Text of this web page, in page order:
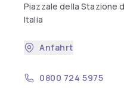
Piazzale della Stazione
Italia
Anfahrt
0800 724 5975